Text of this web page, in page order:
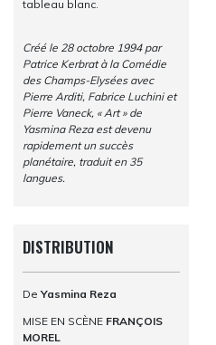
tableau blanc.
Créé le 28 octobre 1994 par
Patrice Kerbrat à la Comédie
des Champs-Elysées avec
Pierre Arditi, Fabrice Luchini et
Pierre Vaneck, « Art » de
Yasmina Reza est devenu
rapidement un succès
planétaire, traduit en 35
langues.
DISTRIBUTION
DeYasmina Reza
MISE EN SCÈNE FRANÇOIS
MOREL